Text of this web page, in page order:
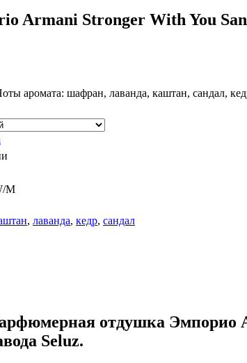
Armani Stronger With You
аромата: шафран, лаванда, каштан, сандал,
M
, лаванда, кедр, сандал
отдушка
Seluz.